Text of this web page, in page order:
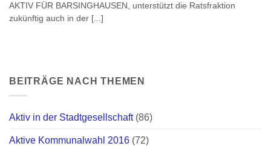
AKTIV FÜR BARSINGHAUSEN, unterstützt die Ratsfraktion
zukünftig auch in der [...]
BEITRÄGE NACH THEMEN
Aktiv in der Stadtgesellschaft(86)
Aktive Kommunalwahl 2016 (72)